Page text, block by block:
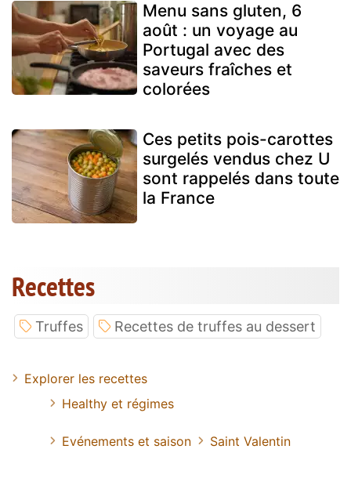
Menu sans gluten, 6
août : un voyage au
Portugal avec des
saveurs fraîches et
colorées
Ces petits pois-carottes
surgelés vendus chez U
sont rappelés dans toute
la France
Recettes
Truffes Recettes de truffes au dessert
Explorer les recettes
Healthy et régimes
Evénements et saison Saint Valentin